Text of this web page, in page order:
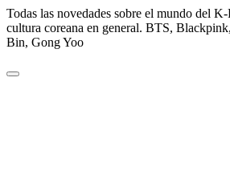
Todas las novedades sobre el mundo del
cultura coreana en general. BTS,
Bin, Gong Yoo